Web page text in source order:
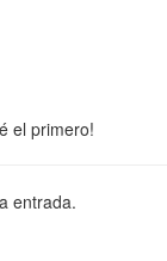
el primero!
entrada.